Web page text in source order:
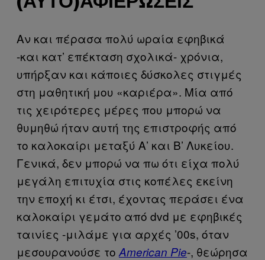
Αν και πέρασα πολύ ωραία εφηβικά
-και κατ’ επέκταση σχολικά- χρόνια,
υπήρξαν και κάποιες δύσκολες στιγμές
στη μαθητική μου «καριέρα». Μία από
τις χειρότερες μέρες που μπορώ να
θυμηθώ ήταν αυτή της επιστροφής από
το καλοκαίρι μεταξύ Α’ και Β’ Λυκείου.
Γενικά, δεν μπορώ να πω ότι είχα πολύ
μεγάλη επιτυχία στις κοπέλες εκείνη
την εποχή κι έτσι, έχοντας περάσει ένα
καλοκαίρι γεμάτο από dvd με εφηβικές
ταινίες -μιλάμε για αρχές ’00s, όταν
μεσουρανούσε το American Pie-, θεώρησα